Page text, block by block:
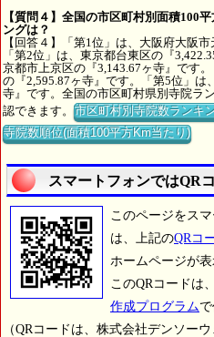
【質問４】全国の市区町村別面積100
ングは？
【回答４】「第1位」は、大阪府大阪
「第2位」は、東京都台東区の『
京都市上京区の『3,143.67ヶ寺』です
の『2,595.87ヶ寺』です。「第5位」は
寺』です。全国の市区町村県別寺院ラ
認できます。市区町村別寺院数ランキ
寺院数順位(面積100平方Km当たり)
スマートフォンではQR
このページをス
は、上記のQRコ
ホームページが表
このQRコードは、
作成プログラム
（QRコードは、株式会社デンソー